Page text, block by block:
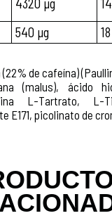
540 µg
de cafeína)
(malus), ácido
L-Tartrato, L-
E171, picolinato de